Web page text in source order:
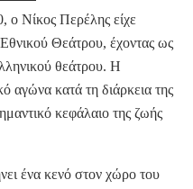
ο Νίκος Περέλης είχε
Θεάτρου, έχοντας ως
θεάτρου. Η
αγώνα κατά τη διάρκεια της
κεφάλαιο της ζωής
ένα κενό στον χώρο του